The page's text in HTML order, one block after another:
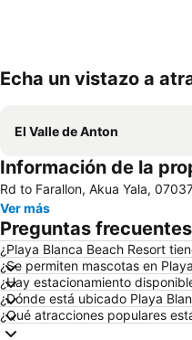
Echa un vistazo a
El Valle de Anton
Información de la
Rd to Farallon, Akua Yala,
Ver más
Preguntas
¿Playa Blanca Beach Resort
¿Se permiten mascotas en
¿Hay estacionamiento
¿Dónde está ubicado Playa
¿Qué atracciones populares